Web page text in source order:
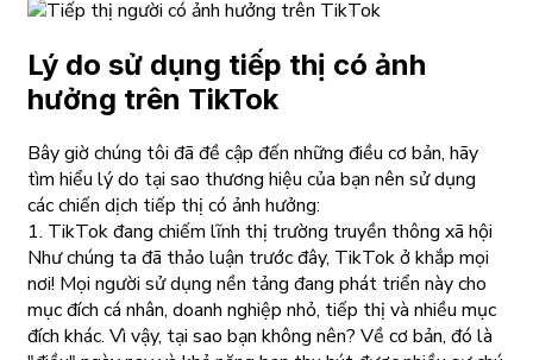
Lý do sử dụng tiếp thị có ảnh
hưởng trên TikTok
Bây giờ chúng tôi đã đề cập đến những điều cơ bản, hãy
tìm hiểu lý do tại sao thương hiệu của bạn nên sử dụng
các chiến dịch tiếp thị có ảnh hưởng:
1. TikTok đang chiếm lĩnh thị trường truyền thông xã hội
Như chúng ta đã thảo luận trước đây, TikTok ở khắp mọi
nơi! Mọi người sử dụng nền tảng đang phát triển này cho
mục đích cá nhân, doanh nghiệp nhỏ, tiếp thị và nhiều mục
đích khác. Vì vậy, tại sao bạn không nên? Về cơ bản, đó là